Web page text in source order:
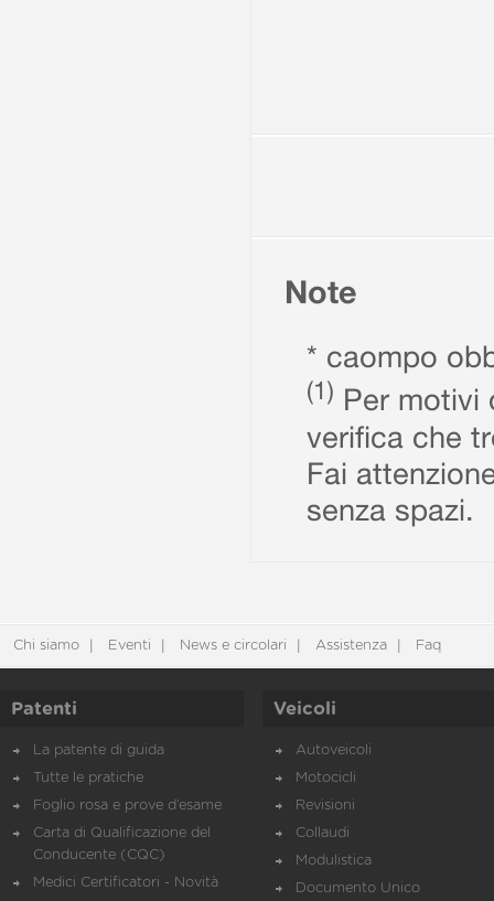
Note
* caompo
(1) Per motivi
verifica che
Fai
senza spazi.
Chi siamo Eventi News e circolari Assistenza Faq
Patenti
La patente di guida
Tutte le pratiche
Foglio rosa e prove d’esame
Carta di Qualificazione del
Conducente (CQC)
Medici Certificatori - Novità
Veicoli
Autoveicoli
Motocicli
Revisioni
Collaudi
Modulistica
Documento Unico